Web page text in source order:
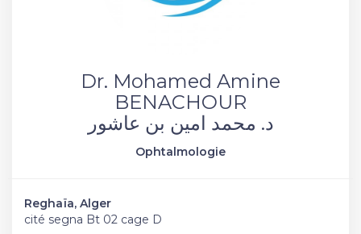
Dr. Mohamed Amine
BENACHOUR
د. محمد امين بن عاشور
Ophtalmologie
Reghaïa, Alger
cité segna Bt 02 cage D